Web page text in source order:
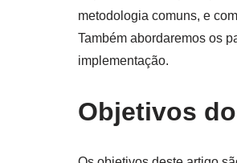
metodologia comuns, e
Também abordaremos os
implementação.
Objetivos